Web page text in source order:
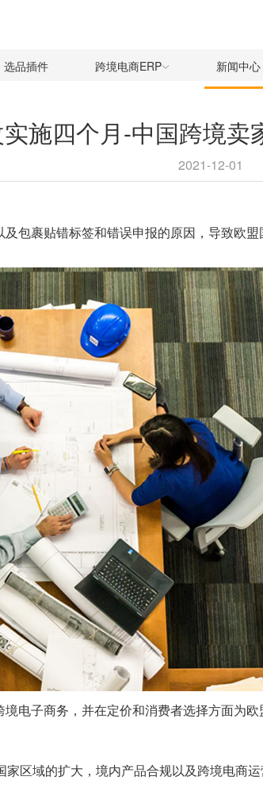
选品插件 跨境电商ERP 新闻中心
施四个月-中国跨境卖
2021-12-01
包裹贴错标签和错误申报的原因，导致欧
电子商务，并在定价和消费者选择方面为
区域的扩大，境内产品合规以及跨境电商